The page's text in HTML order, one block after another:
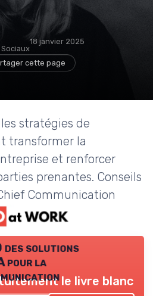
18 janvier 2025
cette page
stratégies de
transformer la
et renforcer
prenantes. Conseils
Communication
des solutions
pour la
le livre blanc